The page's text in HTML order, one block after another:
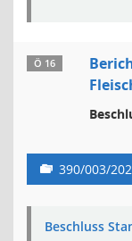
Ö 16
390/003/
Beschluss